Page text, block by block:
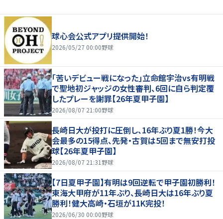
球心会公式アプリ提供開始！
2026/05/27 00:00野球
｢苦いデビュー戦になった｣立命館宇治vs有明戦
で聖地初ジャッジの女性審判、6回に自ら判定覆
したプレーを謝罪【26年夏甲子園】
2026/08/07 21:00野球
長崎日大が投打に圧倒し、16年ぶり夏1勝！今大
会最多の15得点、先発・古賀は5回まで無安打投
球【26年夏甲子園】
2026/08/07 21:31 野球
【7日夏甲子園】有明は9回逆転で甲子園初勝利！
東海大甲府が11年ぶり、長崎日大は16年ぶり夏
勝利！健大高崎・石垣が11K完投！
2026/06/30 00:00野球